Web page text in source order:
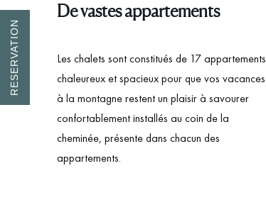
De vastes appartements
Les chalets sont constitués de 17 appartements
chaleureux et spacieux pour que vos vacances
à la montagne restent un plaisir à savourer
confortablement installés au coin de la
cheminée, présente dans chacun des
appartements.
RESERVATION